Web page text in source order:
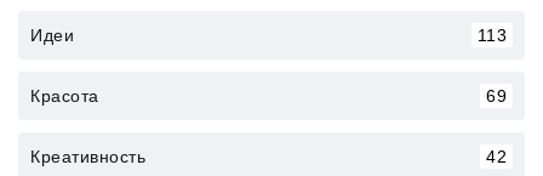
Идеи 113
Красота 69
Креативность 42